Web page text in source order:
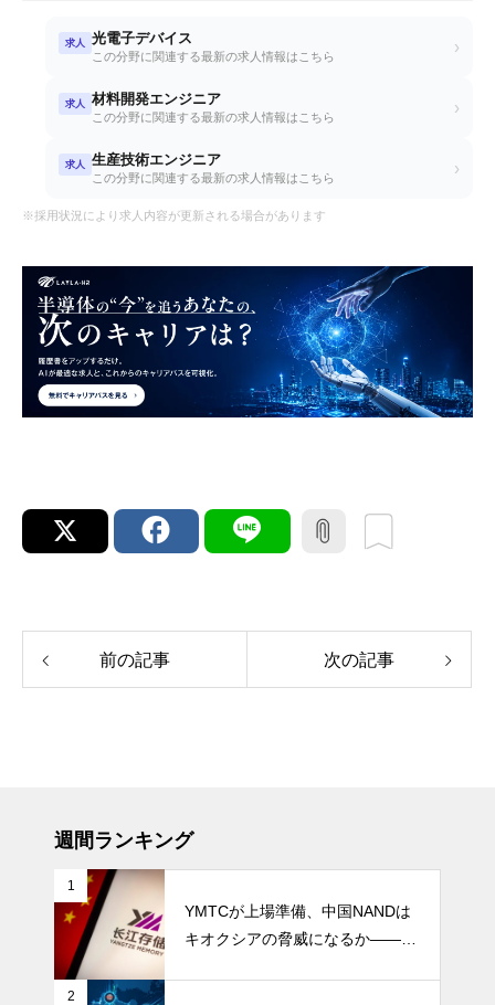
求人 光電子デバイス
この分野に関連する最新の求人情報はこちら ›
求人 材料開発エンジニア
この分野に関連する最新の求人情報はこちら ›
求人 生産技術エンジニア
この分野に関連する最新の求人情報はこちら ›
※採用状況により求人内容が更新される場合があります
前の記事 次の記事
週間ランキング
1
YMTCが上場準備、中国NANDは
キオクシアの脅威になるか――AI
2